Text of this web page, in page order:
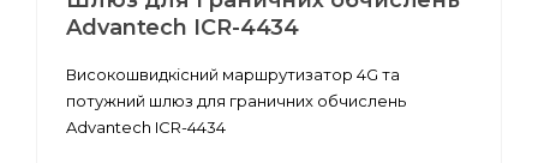
Advantech ICR-4434
Високошвидкісний маршрутизатор 4G та
потужний шлюз для граничних обчислень
Advantech ICR-4434